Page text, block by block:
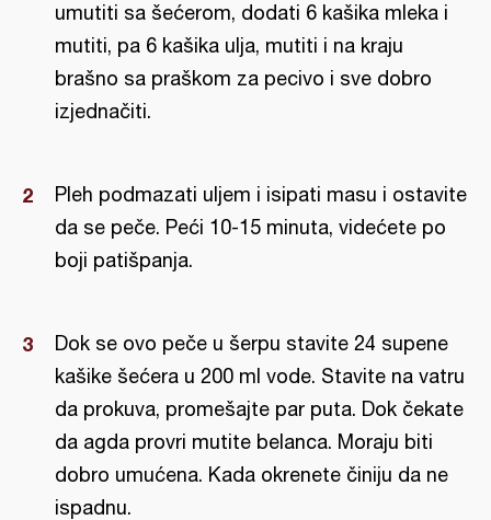
umutiti sa šećerom, dodati 6 kašika mleka i
mutiti, pa 6 kašika ulja, mutiti i na kraju
brašno sa praškom za pecivo i sve dobro
izjednačiti.
Pleh podmazati uljem i isipati masu i ostavite
da se peče. Peći 10-15 minuta, videćete po
boji patišpanja.
Dok se ovo peče u šerpu stavite 24 supene
kašike šećera u 200 ml vode. Stavite na vatru
da prokuva, promešajte par puta. Dok čekate
da agda provri mutite belanca. Moraju biti
dobro umućena. Kada okrenete činiju da ne
ispadnu.